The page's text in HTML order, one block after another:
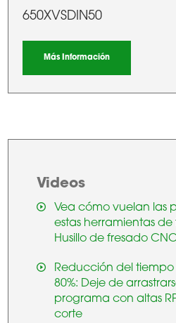
650XVSDIN50
Más Información
Videos
Vea cómo vuelan las
estas herramientas
Husillo de fresado CNC
Reducción del
80%: Deje de
programa con altas
corte